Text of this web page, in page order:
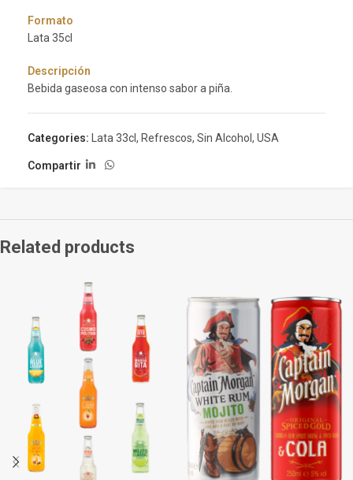
Formato
Lata 35cl
Descripción
Bebida gaseosa con intenso sabor a piña.
Categories: Lata 33cl, Refrescos, Sin Alcohol , USA
Compartir
Related products